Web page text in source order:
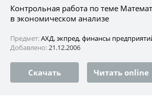
Контрольная работа по теме
в экономическом анализе
Предмет:АХД, экпред, финансы
Добавлено:21.12.2006
Скачать Читать online